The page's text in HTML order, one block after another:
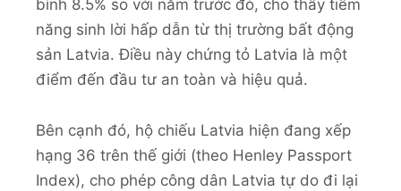
bình 8.5% so với năm trước đó, cho thấy tiềm
năng sinh lời hấp dẫn từ thị trường bất động
sản Latvia. Điều này chứng tỏ Latvia là một
điểm đến đầu tư an toàn và hiệu quả.
Bên cạnh đó, hộ chiếu Latvia hiện đang xếp
hạng 36 trên thế giới (theo Henley Passport
Index), cho phép công dân Latvia tự do đi lại